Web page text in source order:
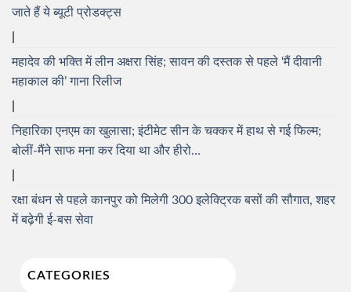
जाते हैं ये ब्यूटी प्रोडक्ट्स
महादेव की भक्ति में लीन अक्षरा सिंह; सावन की दस्तक से पहले ‘मैं दीवानी
महाकाल की’ गाना रिलीज
निहारिका एनएम का खुलासा; इंटीमेट सीन के चक्कर में हाथ से गई फिल्म;
बोलीं-मैंने साफ मना कर दिया था और हीरो…
रक्षा बंधन से पहले कानपुर को मिलेगी 300 इलेक्ट्रिक बसों की सौगात, शहर
में बढ़ेगी ई-बस सेवा
CATEGORIES